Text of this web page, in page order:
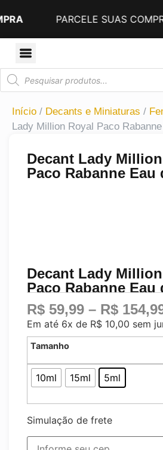
PARCELE SUAS COMPRAS
Início / Decants e Miniaturas /
Lady Million Royal Paco
Decant Lady
Paco Rabanne Eau
Decant Lady
Paco Rabanne Eau
R$ 59,99 – R$
Em até 6x de R$ 10,00 sem
Tamanho
10ml 15ml 5ml
Simulação de frete